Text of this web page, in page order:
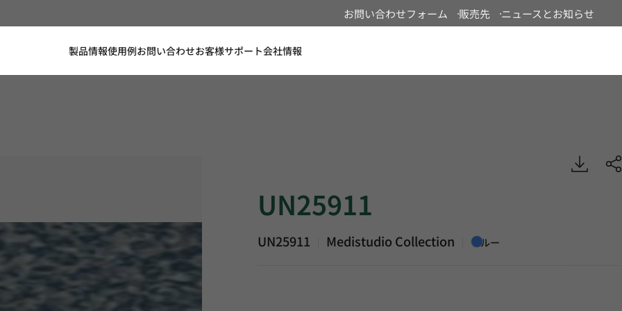
お問い合わせフォーム 販売先 ニュースとお知らせ
製品情報使用例お問い合わせお客様サポート会社情報
UN25911
UN25911 Medistudio Collection ブルー